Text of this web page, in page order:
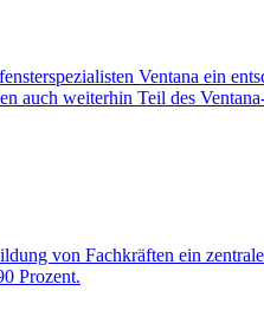
Ventana ein
auch weiterhin Teil des
von Fachkräften ein
Prozent.